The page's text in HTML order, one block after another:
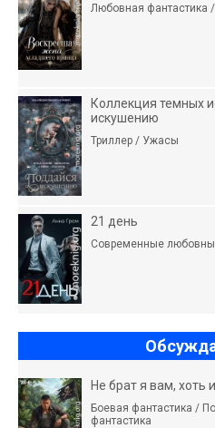
Любовная фантастика
Коллекция темных
искушению
Триллер / Ужасы
21 день
Современные
Не брат я вам, хоть
Боевая фантастика /
фантастика